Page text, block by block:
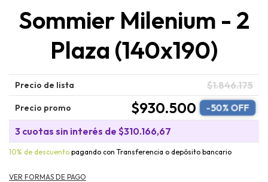
Sommier Milenium - 2
Plaza (140x190)
Precio de lista $1.846.175
Precio promo $930.500 -50% OFF
3 cuotas sin interés de $310.166,67
10% de descuento pagando con Transferencia o depósito bancario